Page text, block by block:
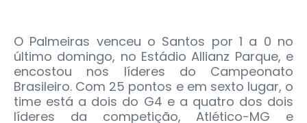
O Palmeiras venceu o Santos por 1 a 0 no
último domingo, no Estádio Allianz Parque, e
encostou nos líderes do Campeonato
Brasileiro. Com 25 pontos e em sexto lugar, o
time está a dois do G4 e a quatro dos dois
líderes da competição, Atlético-MG e